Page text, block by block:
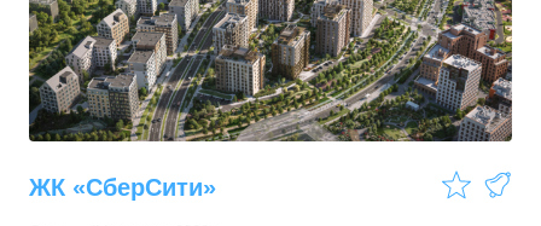
3-комн. кв. от17 498 090 ₽
76,45–81,28м² 11 предложений
4-комн. кв. от24 367 690 ₽
ЖК «СберСити»